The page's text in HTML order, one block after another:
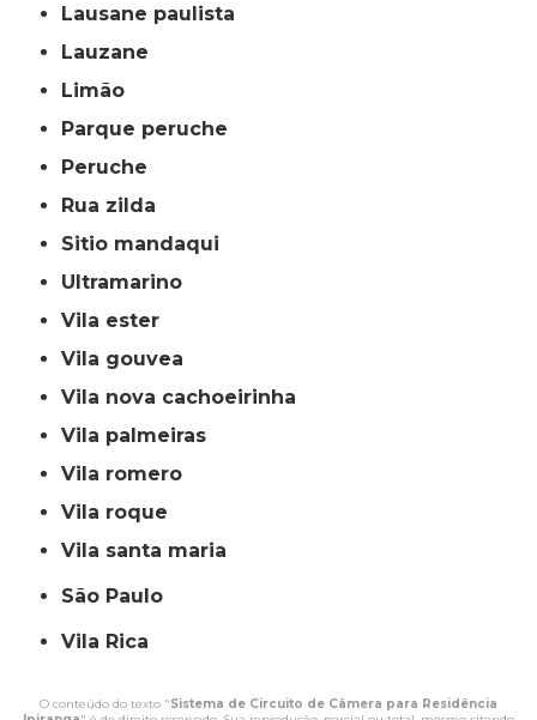
lausane paulista
lauzane
limão
parque peruche
peruche
rua zilda
sitio mandaqui
ultramarino
vila ester
vila gouvea
vila nova cachoeirinha
vila palmeiras
vila romero
vila roque
vila santa maria
São Paulo
Vila Rica
O conteúdo do texto "Sistema de Circuito de Câmera para Residência